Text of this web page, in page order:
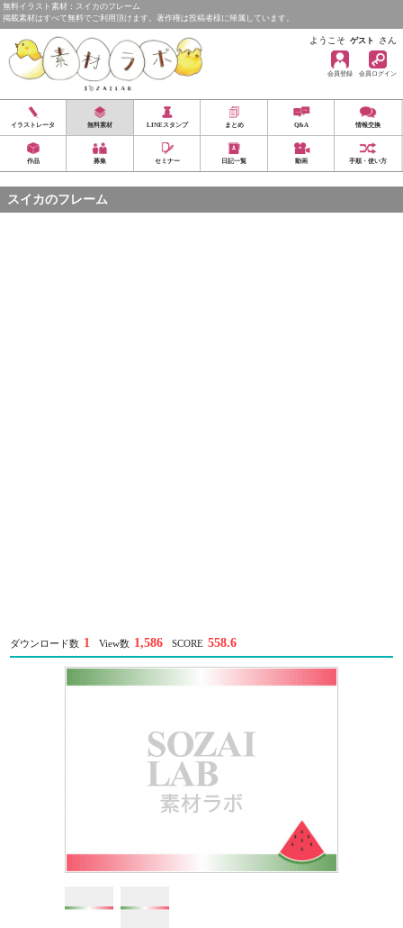
無料イラスト素材：スイカのフレーム
掲載素材はすべて無料でご利用頂けます。著作権は投稿者様に帰属しています。
ようこそ ゲスト さん
会員登録 会員ログイン
イラストレータ 無料素材 LINEスタンプ まとめ Q&A 情報交換
作品 募集 セミナー 日記一覧 動画 手順・使い方
スイカのフレーム
ダウンロード数 1 View数 1,586 SCORE 558.6